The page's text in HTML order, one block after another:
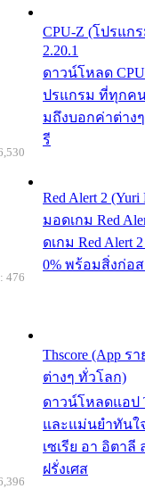
CPU-Z (โปรแก
2.20.1
ดาวน์โหลด
ปรแกรม ที่ทุกคน
มถึงบอกค่าต่าง
รี
Red Alert 2 (Yuri
มอดเกม Red
ดเกม Red
0% พร้อมสิ่งก่อ
Thscore (App
ต่างๆ ทั่วโลก)
ดาวน์โหลดแอป
และแม่นยำทันใ
เซเรีย อา อิตาลี
ฝรั่งเศส
476